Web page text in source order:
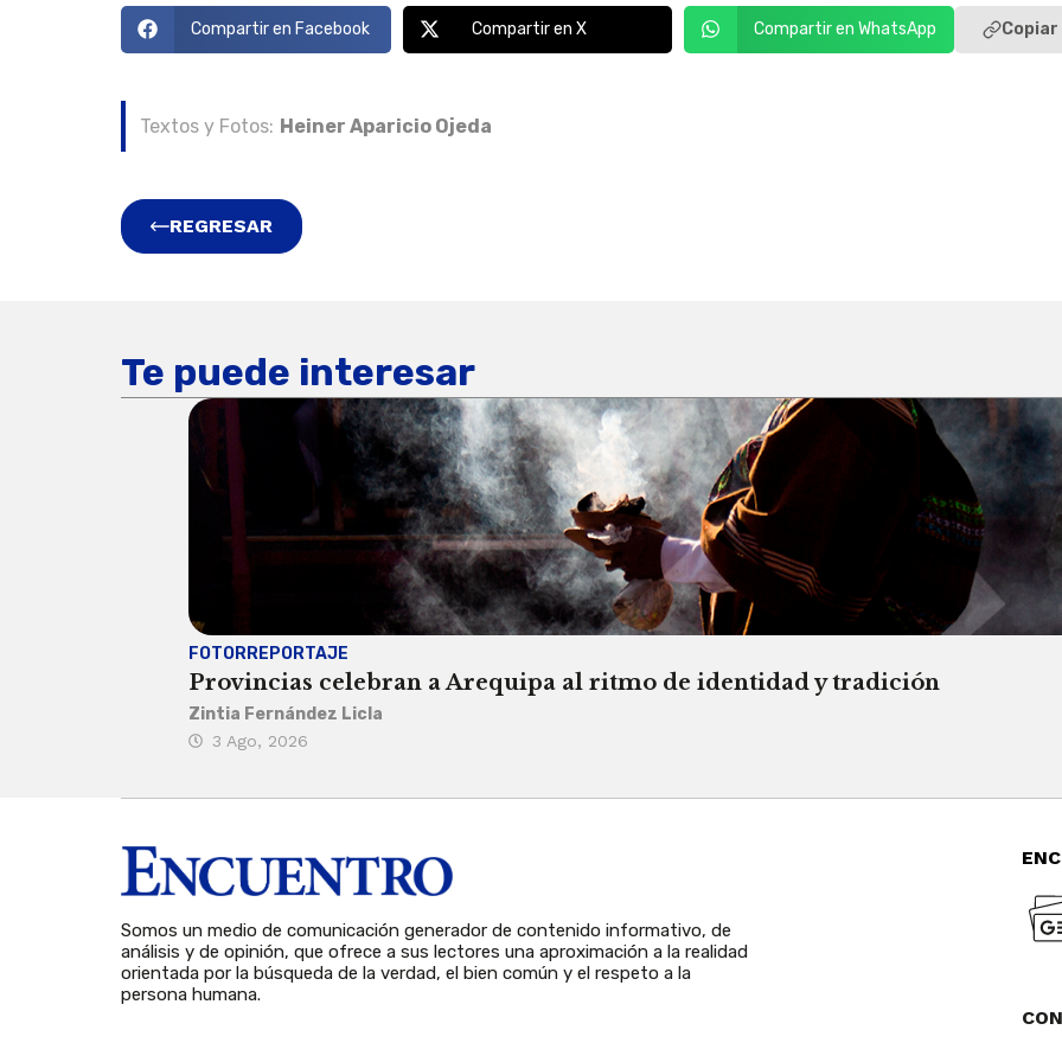
Compartir en Facebook Compartir en X Compartir en WhatsApp Copiar
Textos y Fotos: Heiner Aparicio Ojeda
REGRESAR
Te puede interesar
FOTORREPORTAJE
Provincias celebran a Arequipa al ritmo de identidad y tradición
Zintia Fernández Licla
3 Ago, 2026
Somos un medio de comunicación generador de contenido informativo, de
análisis y de opinión, que ofrece a sus lectores una aproximación a la realidad
orientada por la búsqueda de la verdad, el bien común y el respeto a la
persona humana.